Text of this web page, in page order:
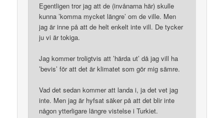
Egentligen tror jag att de (invånarna här) skulle
kunna ’komma mycket längre’ om de ville. Men
jag är inne på att de helt enkelt inte vill. De tycker
ju vi är tokiga.
Jag kommer troligtvis att ’härda ut’ då jag vill ha
’bevis’ för att det är klimatet som gör mig sämre.
Vad det sedan kommer att landa i, ja det vet jag
inte. Men jag är hyfsat säker på att det blir inte
någon ytterligare längre vistelse i Turkiet.